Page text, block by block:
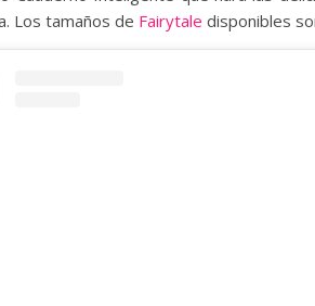
Los tamaños de Fairytale disponibles